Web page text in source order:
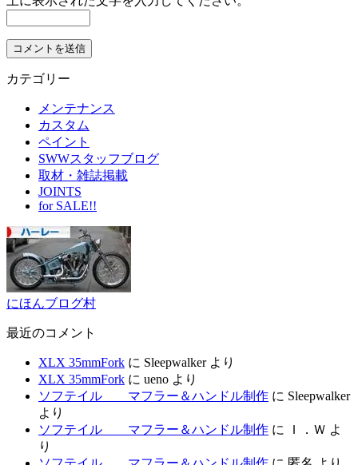
カテゴリー
メンテナンス
カスタム
ペイント
SWWスタッフブログ
取材・雑誌掲載
JOINTS
for SALE!!
にほんブログ村
最近のコメント
XLX 35mmFork に Sleepwalkerより
XLX 35mmFork に ueno より
ソフテイル マフラー＆ハンドル制作 に Sleepwalker
より
ソフテイル マフラー＆ハンドル制作 に Ｉ．Ｗ よ
り